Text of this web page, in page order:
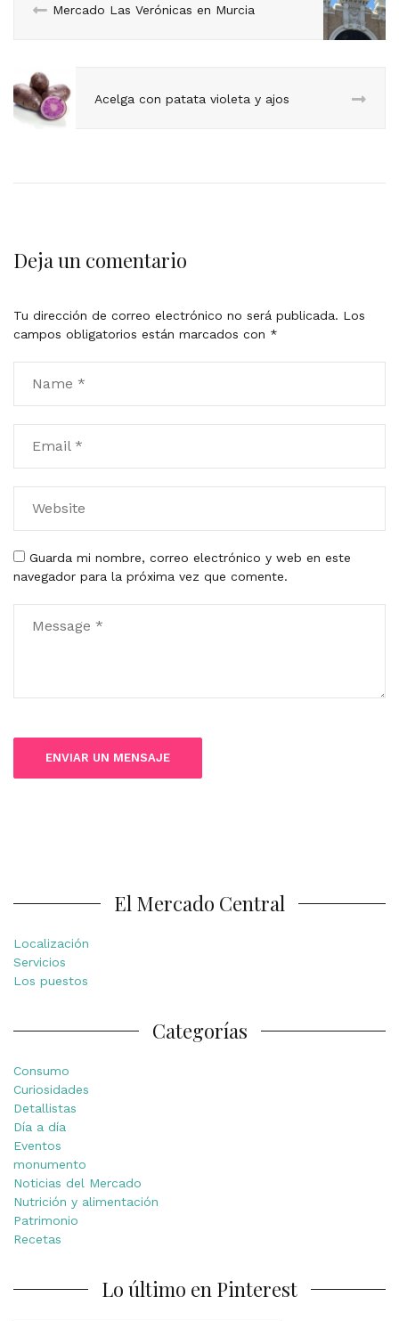
Mercado Las Verónicas en Murcia
Acelga con patata violeta y ajos
Deja un comentario
Tu dirección de correo electrónico no será publicada. Los
campos obligatorios están marcados con *
Guarda mi nombre, correo electrónico y web en este
navegador para la próxima vez que comente.
El Mercado Central
Localización
Servicios
Los puestos
Categorías
Consumo
Curiosidades
Detallistas
Día a día
Eventos
monumento
Noticias del Mercado
Nutrición y alimentación
Patrimonio
Recetas
Lo último en Pinterest